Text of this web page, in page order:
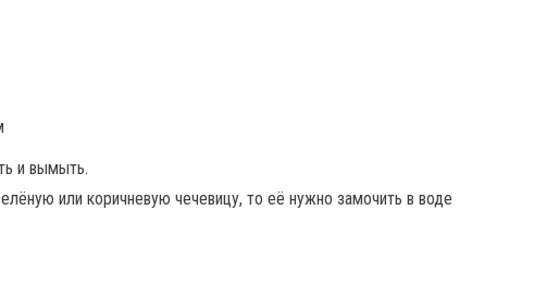
и вымыть.
или коричневую чечевицу, то её нужно замочить в воде